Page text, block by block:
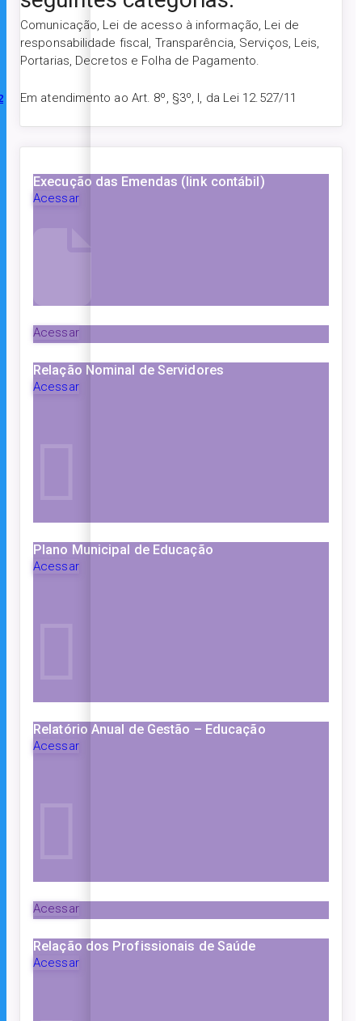
Comunicação, Lei de acesso à informação, Lei de
responsabilidade fiscal, Transparência, Serviços, Leis,
Portarias, Decretos e Folha de Pagamento.
Em atendimento ao Art. 8º, §3º, I, da Lei 12.527/11
Execução das Emendas (link contábil)
Acessar
Acessar
Relação Nominal de Servidores
Acessar
Plano Municipal de Educação
Acessar
Relatório Anual de Gestão – Educação
Acessar
Acessar
Relação dos Profissionais de Saúde
Acessar